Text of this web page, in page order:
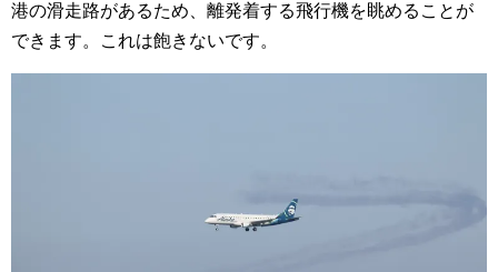
港の滑走路があるため、離発着する飛行機を眺めることが
できます。これは飽きないです。